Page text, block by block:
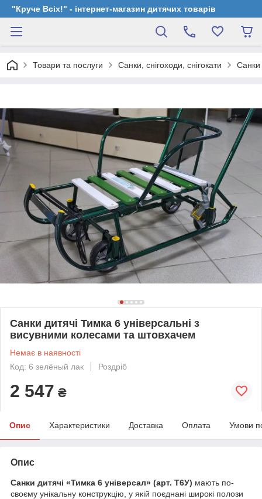
"Круче Всіх!" - інтернет-магазин дитячих товарів
Товари та послуги Санки, снігоходи, снігокати Санки
Санки дитячі Тимка 6 універсальні з
висувними колесами та штовхачем
Немає в наявності
Код: 6 зелёный лак
Роздріб
2 547 ₴
Опис Характеристики Доставка Оплата Умови
Опис
Санки дитячі «Тимка 6 універсал» (арт. Т6У) мають по-
своєму унікальну конструкцію, у якій поєднані широкі полози